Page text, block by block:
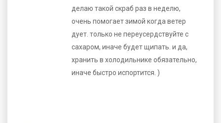
делаю такой скраб раз в неделю,
очень помогает зимой когда ветер
дует. только не переусердствуйте с
сахаром, иначе будет щипать. и да,
хранить в холодильнике обязательно,
иначе быстро испортится. )